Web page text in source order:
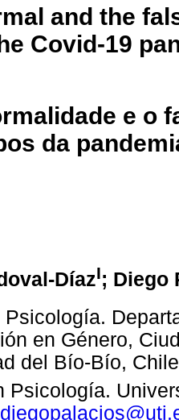
and the
Covid-19
e o
da
DíazI; Diego
Psicología.
en Género,
del Bío-Bío,
Psicología.